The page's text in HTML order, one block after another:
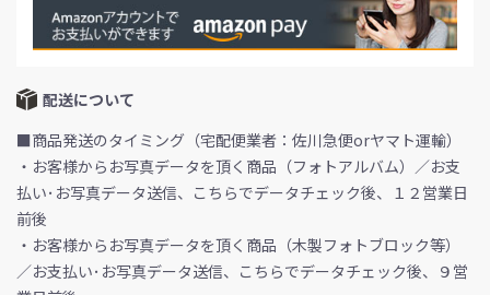
配送について
■商品発送のタイミング（宅配便業者：佐川急便orヤマト運輸）
・お客様からお写真データを頂く商品（フォトアルバム）／お支
払い･お写真データ送信、こちらでデータチェック後、１２営業日
前後
・お客様からお写真データを頂く商品（木製フォトブロック等）
／お支払い･お写真データ送信、こちらでデータチェック後、９営